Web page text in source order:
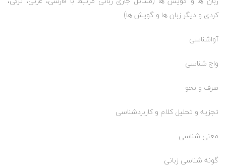
کردی و دیگر زبان ها و گویش ها)
آواشناسی
واج شناسی
صرف و نحو
تجزیه و تحلیل کلام و کاربردشناسی
معنی شناسی
گونه شناسی زبانی